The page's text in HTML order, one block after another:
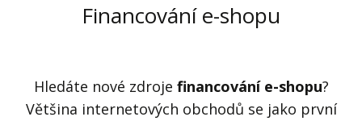
O mně
Financování e-shopu
Hledáte nové zdroje financování e-shopu?
Většina internetových obchodů se jako první